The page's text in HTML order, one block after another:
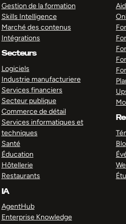
Gestion de la formation
Skills Intelligence
Marché des contenus
Intégrations
Secteurs
Logiciels
Industrie manufacturiere
Services financiers
Secteur publique
Commerce de détail
Services informatiques et
techniques
Santé
Éducation
Hôtellerie
Restaurants
IA
AgentHub
Enterprise Knowledge